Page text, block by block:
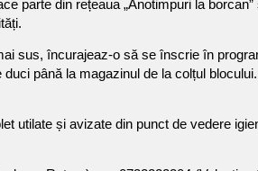
parte din rețeaua „Anotimpuri la
sus, încurajeaz-o să se înscrie în
până la magazinul de la colțul
utilate și avizate din punct de vedere